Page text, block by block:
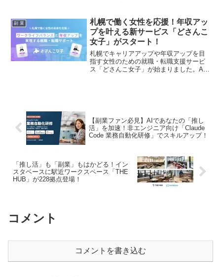
たの副業の常識を覆す一冊となるでしょ
う。
副 業
札幌で働く女性を応援！年収アッ
プを叶える新サービス「どさんこ
女子」がスタート！
札幌でキャリアアップや年収アップを目
指す女性のための就職・転職支援サービ
ス「どさんこ女子」が始まりました。AI
強いサービスに注目です！
【副業ファン必見】AIであなたの「推し
活」を加速！非エンジニア向け「Claude
Code 業務自動化研修」でスキルアップ！
「推し活」も「副業」もはかどる！イン
スタベースに駅近ワークスペース「THE
HUB」が228拠点登場！
コメント
コメントを書き込む